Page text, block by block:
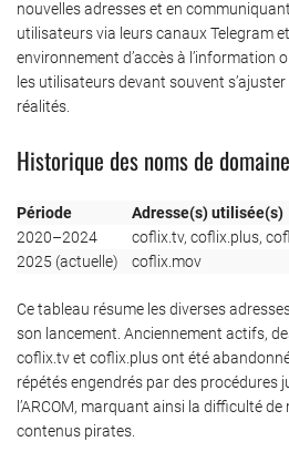
nouvelles adresses et en
utilisateurs via leurs canaux Telegram
environnement d’accès à l’information
les utilisateurs devant souvent
réalités.
Historique des noms de
Période
Adresse(s) utilisée(s)
2020–2024
coflix.tv, coflix.plus,
2025 (actuelle)
coflix.mov
Ce tableau résume les diverses
son lancement. Anciennement actifs,
coflix.tv et coflix.plus ont été
répétés engendrés par des procédures
l’ARCOM, marquant ainsi la difficulté
contenus pirates.